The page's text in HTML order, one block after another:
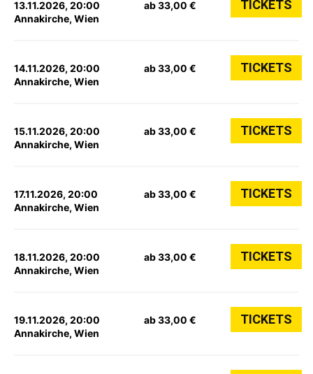
13.11.2026, 20:00
Annakirche, Wien
ab 33,00 € TICKETS
14.11.2026, 20:00
Annakirche, Wien
ab 33,00 € TICKETS
15.11.2026, 20:00
Annakirche, Wien
ab 33,00 € TICKETS
17.11.2026, 20:00
Annakirche, Wien
ab 33,00 € TICKETS
18.11.2026, 20:00
Annakirche, Wien
ab 33,00 € TICKETS
19.11.2026, 20:00
Annakirche, Wien
ab 33,00 € TICKETS